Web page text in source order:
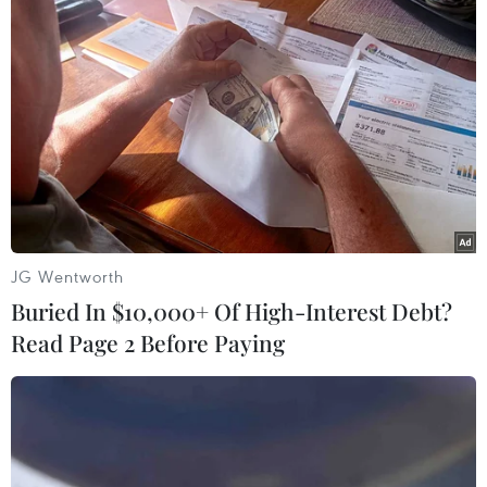
rộng./.
(TTXVN/Vietnam+)
#Chính phủ Liên bang Đức
JG Wentworth
Buried In $10,000+ Of High-Interest Debt?
Read Page 2 Before Paying